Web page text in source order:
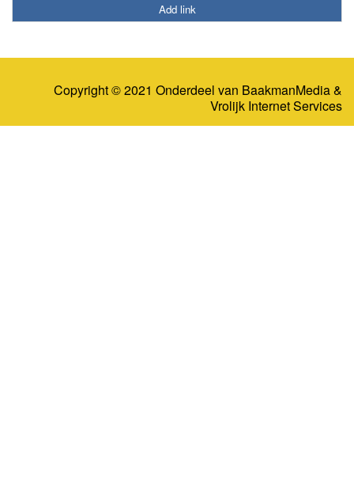
Add link
Copyright © 2021 Onderdeel van BaakmanMedia&
Vrolijk Internet Services